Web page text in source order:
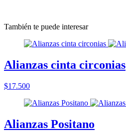
También te puede interesar
Alianzas cinta circonias
$17.500
Alianzas Positano